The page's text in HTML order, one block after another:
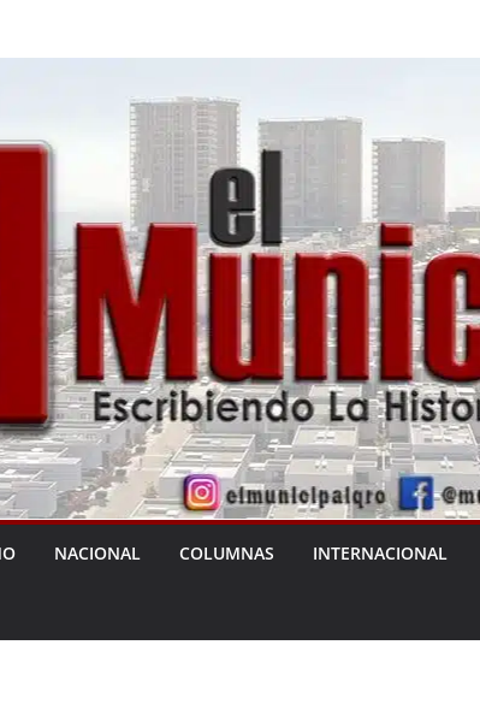
NACIONAL COLUMNAS INTERNACIONAL